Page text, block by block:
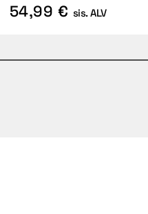
54,99 € sis. ALV